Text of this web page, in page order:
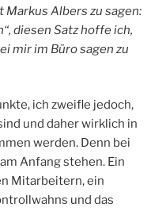
Albers zu sagen:
diesen Satz hoffe ich,
mir im Büro sagen zu
ich zweifle jedoch,
und daher wirklich in
werden. Denn bei
Anfang stehen. Ein
Mitarbeitern, ein
und das